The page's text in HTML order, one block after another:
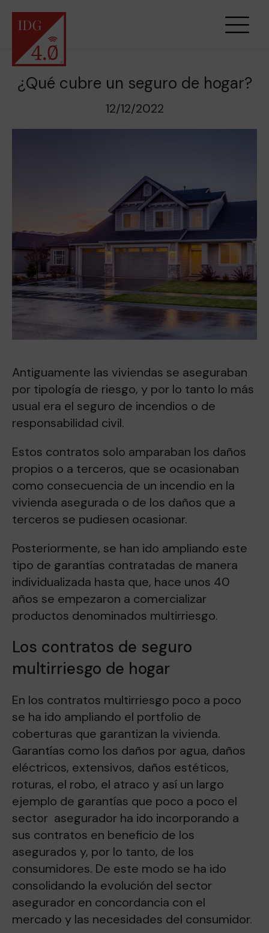
¿Qué cubre un seguro de hogar?
12/12/2022
Antiguamente las viviendas se aseguraban
por tipología de riesgo, y por lo tanto lo más
usual era el seguro de incendios o de
responsabilidad civil.
Estos contratos solo amparaban los daños
propios o a terceros, que se ocasionaban
como consecuencia de un incendio en la
vivienda asegurada o de los daños que a
terceros se pudiesen ocasionar.
Posteriormente, se han ido ampliando este
tipo de garantías contratadas de manera
individualizada hasta que, hace unos 40
años se empezaron a comercializar
productos denominados multirriesgo.
Los contratos de seguro
multirriesgo de hogar
En los contratos multirriesgo poco a poco
se ha ido ampliando el portfolio de
coberturas que garantizan la vivienda.
Garantías como los daños por agua, daños
eléctricos, extensivos, daños estéticos,
roturas, el robo, el atraco y así un largo
ejemplo de garantías que poco a poco el
sector asegurador ha ido incorporando a
sus contratos en beneficio de los
asegurados y, por lo tanto, de los
consumidores. De este modo se ha ido
consolidando la evolución del sector
asegurador en concordancia con el
mercado y las necesidades del consumidor.